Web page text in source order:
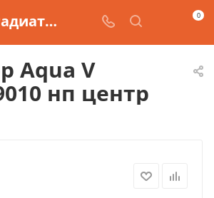
купить Радиатор Aqua V 1750/10 9010 нп центр 0
Aqua V
нп центр